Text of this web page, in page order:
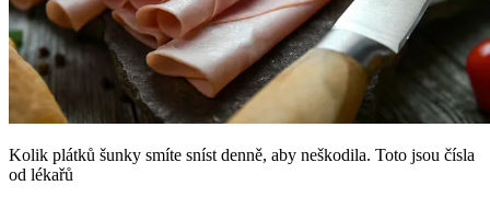
Kolik plátků šunky smíte sníst denně, aby neškodila. Toto jsou čísla
od lékařů